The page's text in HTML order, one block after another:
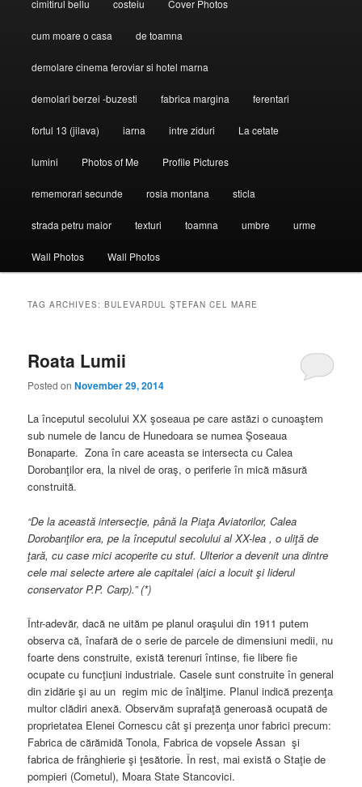
cimitirul bellu costeiu Cover Photos
cum moare o casa de toamna
demolare cinema feroviar si hotel marna
demolari berzei -buzesti fabrica margina ferentari
fortul 13 (jilava) iarna intre ziduri La cetate
lumini Photos of Me Profile Pictures
rememorari secunde rosia montana sticla
strada petru maior texturi toamna umbre urme
Wall Photos Wall Photos
TAG ARCHIVES:BULEVARDUL ŞTEFAN CEL MARE
Roata Lumii
Posted onNovember 29, 2014
La începutul secolului XX şoseaua pe care astăzi o cunoaştem
sub numele de Iancu de Hunedoara se numea Şoseaua
Bonaparte. Zona în care aceasta se intersecta cu Calea
Dorobanţilor era, la nivel de oraş, o periferie în mică măsură
construită.
“De la această intersecţie, până la Piaţa Aviatorilor, Calea
Dorobanţilor era, pe la începutul secolului al XX-lea , o uliţă de
ţară, cu case mici acoperite cu stuf. Ulterior a devenit una dintre
cele mai selecte artere ale capitalei (aici a locuit şi liderul
conservator P.P. Carp).” (*)
Într-adevăr, dacă ne uităm pe planul oraşului din 1911 putem
observa că, înafară de o serie de parcele de dimensiuni medii, nu
foarte dens construite, există terenuri întinse, fie libere fie
ocupate cu funcţiuni industriale. Casele sunt construite în general
din zidărie şi au un regim mic de înălţime. Planul indică prezenţa
multor clădiri anexă. Observăm suprafaţă generoasă ocupată de
proprietatea Elenei Cornescu cât şi prezenţa unor fabrici precum:
Fabrica de cărămidă Tonola, Fabrica de vopsele Assan şi
fabrica de frânghierie şi ţesătorie. În rest, mai există o Staţie de
pompieri (Cometul), Moara State Stancovici.